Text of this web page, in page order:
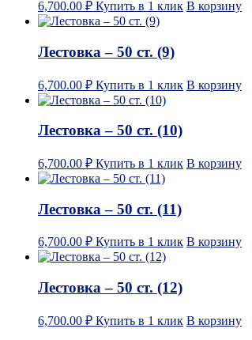
6,700.00 ₽ Купить в 1 клик В корзину
Лестовка – 50 ст. (9)
6,700.00 ₽ Купить в 1 клик В корзину
Лестовка – 50 ст. (10)
6,700.00 ₽ Купить в 1 клик В корзину
Лестовка – 50 ст. (11)
6,700.00 ₽ Купить в 1 клик В корзину
Лестовка – 50 ст. (12)
6,700.00 ₽ Купить в 1 клик В корзину